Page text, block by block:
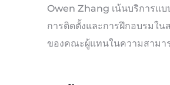
Owen Zhang เน้นบริการแบ
การติดตั้งและการฝึกอบรมใ
ของคณะผู้แทนในความสามา